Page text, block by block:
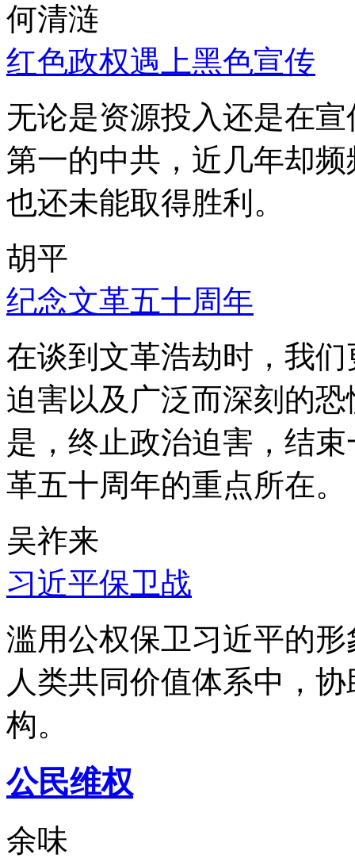
何清涟
红色政权遇上黑色宣传
无论是资源投入还是在
第一的中共，近几年却
也还未能取得胜利。
胡平
纪念文革五十周年
在谈到文革浩劫时，我
迫害以及广泛而深刻的
是，终止政治迫害，结
革五十周年的重点所在。
吴祚来
习近平保卫战
滥用公权保卫习近平的
人类共同价值体系中，
构。
公民维权
余味